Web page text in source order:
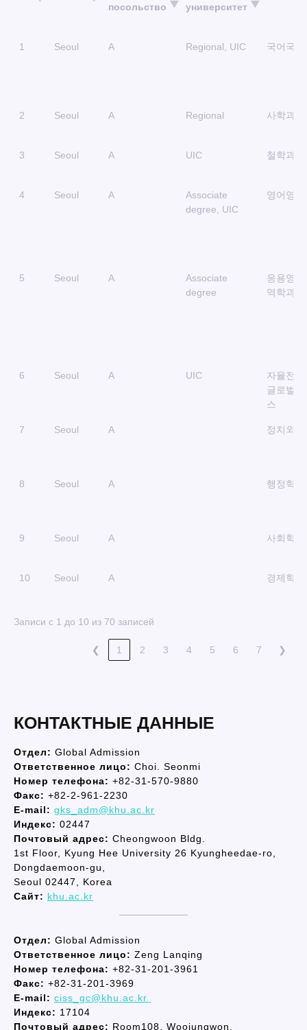
посольство
университет
No. Кампус
Через
Через
университет
1 Seoul A Regional, UIC 국어국
2 Seoul A Regional 사학과
3 Seoul A UIC 철학과
4 Seoul A
Associate
degree, UIC
영어영
5 Seoul A
Associate
degree
응용영
역학과
6 Seoul A UIC
자율전
글로벌
스
7 Seoul A 정치외
8 Seoul A 행정학과
9 Seoul A 사회학과
10 Seoul A 경제학과
Записи с 1 до 10 из 70 записей
❮ 1 2 3 4 5 6 7 ❯
КОНТАКТНЫЕ ДАННЫЕ
Отдел: Global Admission
Ответственное лицо: Choi. Seonmi
Номер телефона: +82-31-570-9880
Факс: +82-2-961-2230
E-mail: gks_adm@khu.ac.kr
Индекс: 02447
Почтовый адрес: Cheongwoon Bldg.
1st Floor, Kyung Hee University 26 Kyungheedae-ro,
Dongdaemoon-gu,
Seoul 02447, Korea
Сайт: khu.ac.kr
Отдел: Global Admission
Ответственное лицо: Zeng Lanqing
Номер телефона: +82-31-201-3961
Факс: +82-31-201-3969
E-mail: ciss_gc@khu.ac.kr
Индекс: 17104
Почтовый адрес: Room108, Woojungwon,